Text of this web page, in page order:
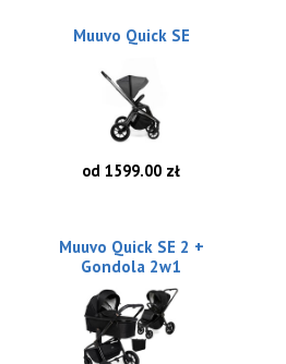
Muuvo Quick SE
od 1599.00 zł
Muuvo Quick SE 2 +
Gondola 2w1